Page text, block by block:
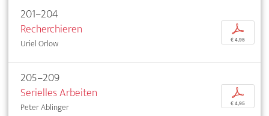
201–204
Recherchieren
Uriel Orlow
p
€ 4,95
205–209
Serielles Arbeiten
Peter Ablinger
p
€ 4,95